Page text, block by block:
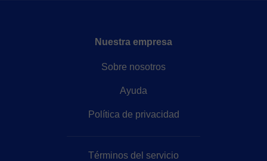
Nuestra empresa
Sobre nosotros
Ayuda
Política de privacidad
Términos del servicio